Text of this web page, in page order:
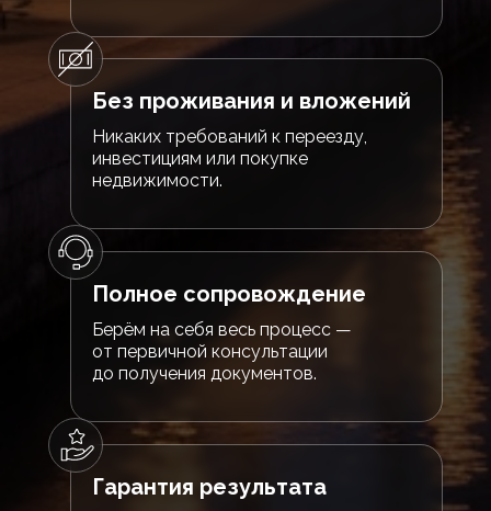
Никаких требований к переезду,
инвестициям или покупке
недвижимости.
Без проживания и вложений
Берём на себя весь процесс —
от первичной консультации
до получения документов.
Полное сопровождение
Гарантия результата